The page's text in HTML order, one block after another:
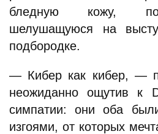
бледную кожу,
шелушащуюся на
подбородке.
— Кибер как кибер, —
неожиданно ощутив к
симпатии: они оба
изгоями, от которых